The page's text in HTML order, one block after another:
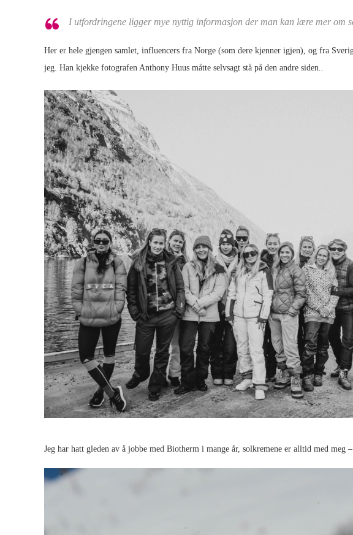
I utfordringene ligger mye nyttig informasjon der man kan lære mer om
Her er hele gjengen samlet, influencers fra Norge (som dere kjenner igjen), og fra
jeg. Han kjekke fotografen Anthony Huus måtte selvsagt stå på den andre siden..
Jeg har hatt gleden av å jobbe med Biotherm i mange år, solkremene er alltid med meg –